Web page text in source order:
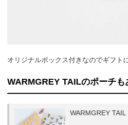
オリジナルボックス付きなのでギフト
WARMGREY TAILのポーチも
WARMGREY